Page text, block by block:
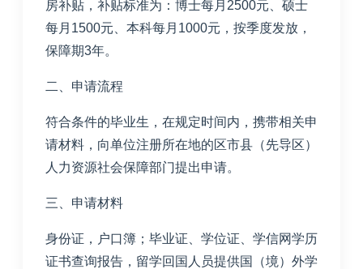
房补贴，补贴标准为：博士每月 2500元、硕士
每月 1500元、本科每月 1000元，按季度发放，
保障期3年。
二、 申请流程
符合条件的毕业生，在规定时间内，携带相关申
请材料， 向单位注册所在地的区市县（先导区）
人力资源社会保障部门提出申请。
三、申请材料
身份证，户口簿；毕业证
学位证、学信网学历
证书查询报告，留学回国人员提供国（境）外学